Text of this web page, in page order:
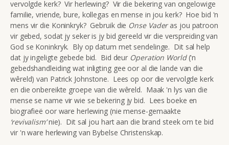
vervolgde kerk? Vir herlewing? Vir die bekering van ongelowige
familie, vriende, bure, kollegas en mense in jou kerk? Hoe bid 'n
mens vir die Koninkryk? Gebruik die Onse Vaderas jou patroon
vir gebed, sodat jy seker is jy bid gereeld vir die verspreiding van
God se Koninkryk. Bly op datum met sendelinge. Dit sal help
dat jy ingeligte gebede bid. Bid deur Operation World('n
gebedshandleiding wat inligting gee oor al die lande van die
wêreld) van Patrick Johnstone. Lees op oor die vervolgde kerk
en die onbereikte groepe van die wêreld. Maak 'n lys van die
mense se name vir wie se bekering jy bid. Lees boeke en
biografieë oor ware herlewing (nie mense-gemaakte
‘revivalism’nie). Dit sal jou hart aan die brand steek om te bid
vir 'n ware herlewing van Bybelse Christenskap.